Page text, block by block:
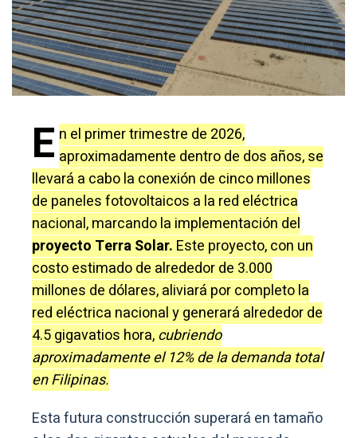
E n el primer trimestre de 2026,
aproximadamente dentro de dos años, se
llevará a cabo la conexión de cinco millones
de paneles fotovoltaicos a la red eléctrica
nacional, marcando la implementación del
proyecto Terra Solar. Este proyecto, con un
costo estimado de alrededor de 3.000
millones de dólares, aliviará por completo la
red eléctrica nacional y generará alrededor de
4.5 gigavatios hora,cubriendo
aproximadamente el 12% de la demanda total
en Filipinas.
Esta futura construcción superará en tamaño